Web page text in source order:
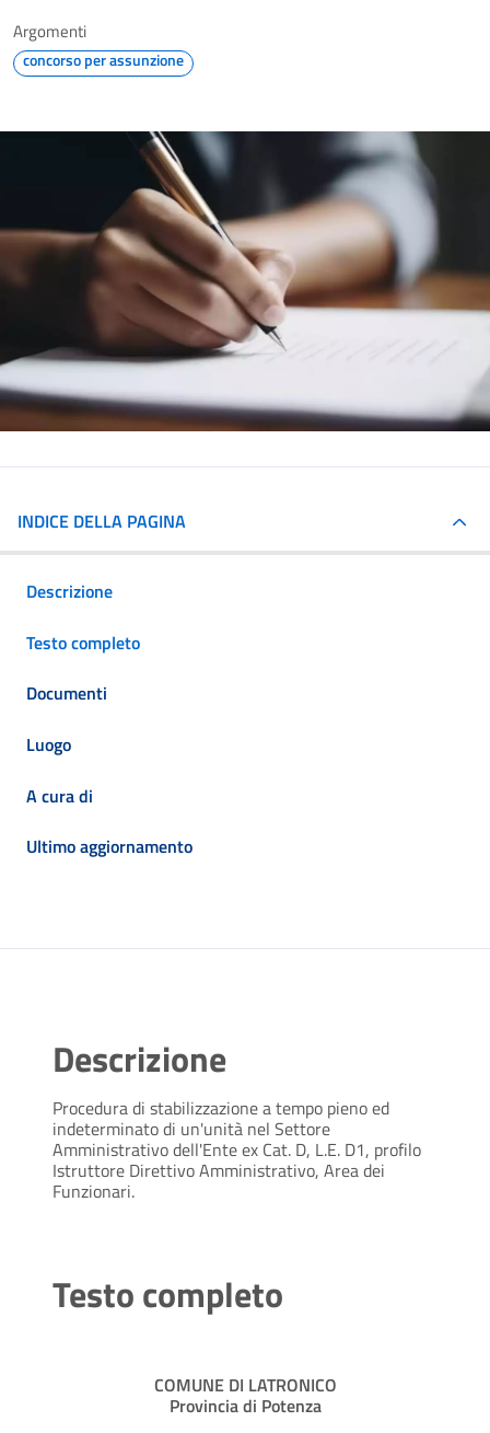
Argomenti
concorso per assunzione
INDICE DELLA PAGINA
Descrizione
Testo completo
Documenti
Luogo
A cura di
Ultimo aggiornamento
Descrizione
Procedura di stabilizzazione a tempo pieno ed
indeterminato di un'unità nel Settore
Amministrativo dell'Ente ex Cat. D, L.E. D1, profilo
Istruttore Direttivo Amministrativo, Area dei
Funzionari.
Testo completo
COMUNE DI LATRONICO
Provincia di Potenza